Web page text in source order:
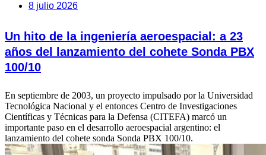
8 julio 2026
Un hito de la ingeniería aeroespacial: a 23
años del lanzamiento del cohete Sonda PBX
100/10
En septiembre de 2003, un proyecto impulsado por la Universidad
Tecnológica Nacional y el entonces Centro de Investigaciones
Científicas y Técnicas para la Defensa (CITEFA) marcó un
importante paso en el desarrollo aeroespacial argentino: el
lanzamiento del cohete sonda Sonda PBX 100/10.